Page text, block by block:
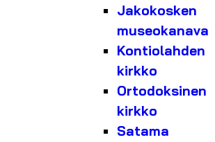
Jakokosken
museokanava
Kontiolahden
kirkko
Ortodoksinen
kirkko
Satama